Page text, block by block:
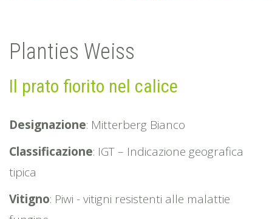
Planties Weiss
Il prato fiorito nel calice
Designazione: Mitterberg Bianco
Classificazione: IGT – Indicazione geografica
tipica
Vitigno: Piwi - vitigni resistenti alle malattie